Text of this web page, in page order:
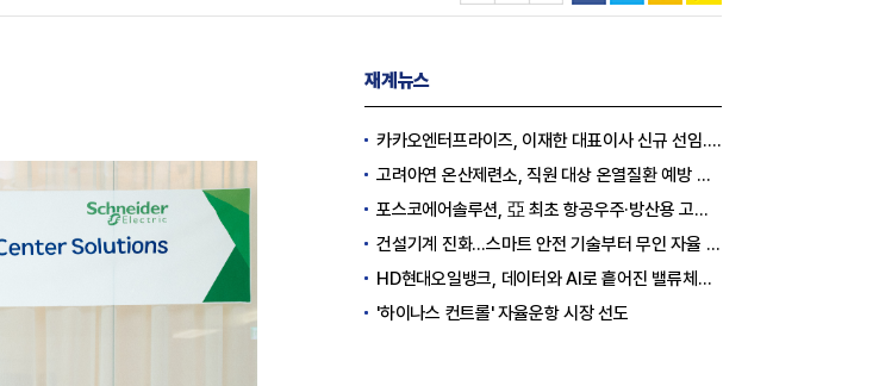
재계뉴스
카카오엔터프라이즈, 이재한 대표이사 신규 선임..."AI 전환 선도"
고려아연 온산제련소, 직원 대상 온열질환 예방 안전 실천 캠페인 실시
포스코에어솔루션, 亞 최초 항공우주·방산용 고순도 가스 국제 인증 획득
건설기계 진화…스마트 안전 기술부터 무인 자율 굴착기까지
HD현대오일뱅크, 데이터와 AI로 흩어진 밸류체인 연결
'하이나스 컨트롤' 자율운항 시장 선도